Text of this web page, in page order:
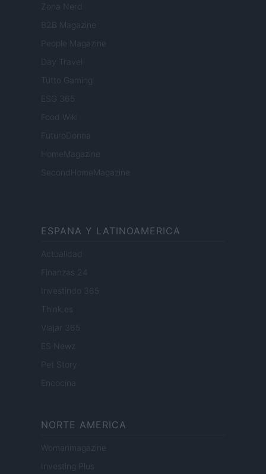
Zona Nerd
B2B Magazine
People Magazine
Day Travel
Tutto Gaming
ESG 365
Food Wiki
FuturoDonna
HomeMagazine
SecondHomeMagazine
ESPANA Y LATINOAMERICA
Actualidad
Finanzas 24
Investindo 365
Think.es
Viajar 365
ES Newz
Encocina
NORTE AMERICA
Womanmagazine
Investing Plus